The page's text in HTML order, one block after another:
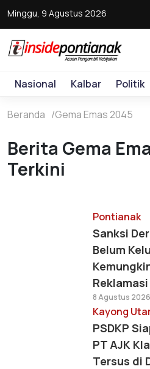
Minggu, 9 Agustus 2026
Nasional Kalbar Politik
Beranda Gema Emas 2045
Berita Gema
Terkini
Pontianak
Sanksi
Belum
Reklamasi
8 Agustus 2026
Kayong
PSDKP
PT AJK
Tersus di